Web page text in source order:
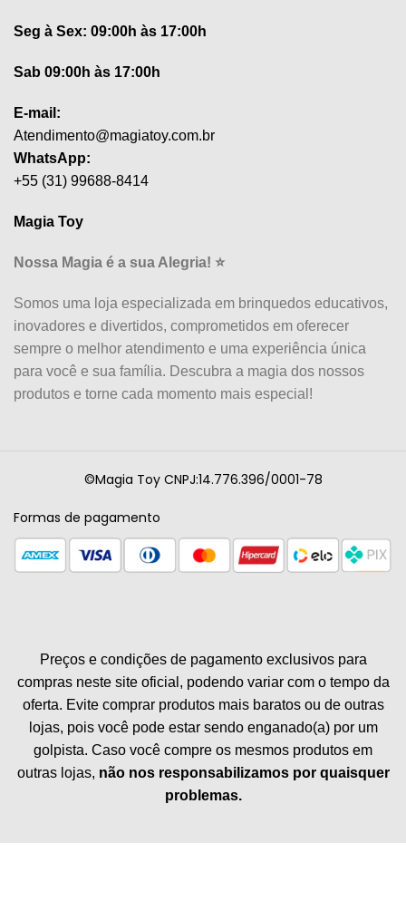
Seg à Sex: 09:00h às 17:00h
Sab 09:00h às 17:00h
E-mail:
Atendimento@magiatoy.com.br
WhatsApp:
+55 (31) 99688-8414
Magia Toy
Nossa Magia é a sua Alegria! ⭐
Somos uma loja especializada em brinquedos educativos,
inovadores e divertidos, comprometidos em oferecer
sempre o melhor atendimento e uma experiência única
para você e sua família. Descubra a magia dos nossos
produtos e torne cada momento mais especial!
©Magia Toy CNPJ:14.776.396/0001-78
Formas de pagamento
Preços e condições de pagamento exclusivos para
compras neste site oficial, podendo variar com o tempo da
oferta. Evite comprar produtos mais baratos ou de outras
lojas, pois você pode estar sendo enganado(a) por um
golpista. Caso você compre os mesmos produtos em
outras lojas, não nos responsabilizamos por quaisquer
problemas.